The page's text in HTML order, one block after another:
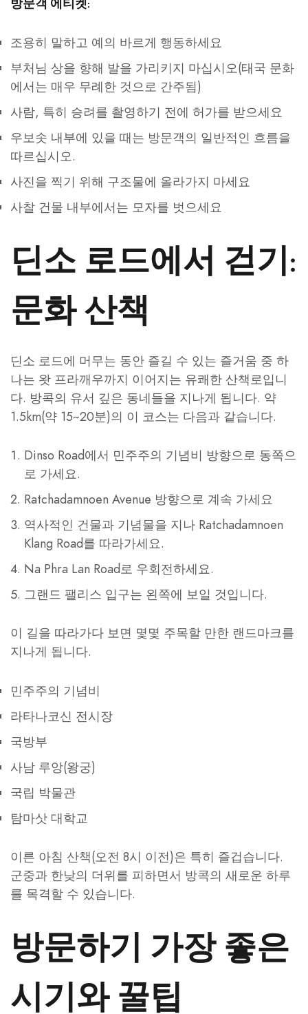
방문객 에티켓:
조용히 말하고 예의 바르게 행동하세요
부처님 상을 향해 발을 가리키지 마십시오(태국 문화
에서는 매우 무례한 것으로 간주됨)
사람, 특히 승려를 촬영하기 전에 허가를 받으세요
우보솟 내부에 있을 때는 방문객의 일반적인 흐름을
따르십시오.
사진을 찍기 위해 구조물에 올라가지 마세요
사찰 건물 내부에서는 모자를 벗으세요
딘소 로드에서 걷기:
문화 산책
딘소 로드에 머무는 동안 즐길 수 있는 즐거움 중 하
나는 왓 프라깨우까지 이어지는 유쾌한 산책로입니
다. 방콕의 유서 깊은 동네들을 지나게 됩니다. 약
1.5km(약 15~20분)의 이 코스는 다음과 같습니다.
Dinso Road에서 민주주의 기념비 방향으로 동쪽으
로 가세요.
Ratchadamnoen Avenue 방향으로 계속 가세요
역사적인 건물과 기념물을 지나 Ratchadamnoen
Klang Road를 따라가세요.
Na Phra Lan Road로 우회전하세요.
그랜드 팰리스 입구는 왼쪽에 보일 것입니다.
이 길을 따라가다 보면 몇몇 주목할 만한 랜드마크를
지나게 됩니다.
민주주의 기념비
라타나코신 전시장
국방부
사남 루앙(왕궁)
국립 박물관
탐마삿 대학교
이른 아침 산책(오전 8시 이전)은 특히 즐겁습니다.
군중과 한낮의 더위를 피하면서 방콕의 새로운 하루
를 목격할 수 있습니다.
방문하기 가장 좋은
시기와 꿀팁